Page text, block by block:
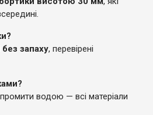
без запаху, перевірені
водою — всі матеріали